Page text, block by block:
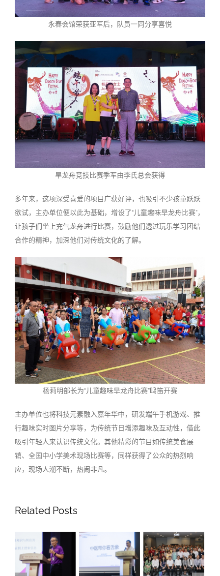
永春会馆荣获亚军后，队员一同分享喜悦
旱龙舟竞技比赛季军由李氏总会获得
多年来，这项深受喜爱的项目广获好评，也吸引不少孩童跃跃
欲试，主办单位便以此为基础，增设了“儿童趣味旱龙舟比赛”，
让孩子们坐上充气龙舟进行比赛，鼓励他们透过玩乐学习团结
合作的精神，加深他们对传统文化的了解。
杨莉明部长为“儿童趣味旱龙舟比赛”鸣笛开赛
主办单位也将科技元素融入嘉年华中，研发端午手机游戏、推
行趣味实时图片分享等，为传统节日增添趣味及互动性，借此
吸引年轻人来认识传统文化。其他精彩的节目如传统美食展
销、全国中小学美术现场比赛等，同样获得了公众的热烈响
应，现场人潮不断，热闹非凡。
Related Posts